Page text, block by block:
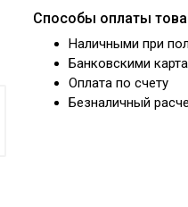
Способы оплаты
Наличными при
Банковскими
Оплата по счету
Безналичный